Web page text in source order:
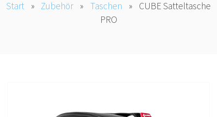
Start » Zubehör » Taschen »
CUBE Satteltasche
PRO